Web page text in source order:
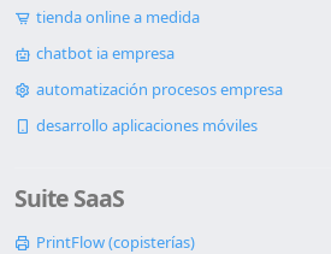
tienda online a medida
chatbot ia empresa
automatización procesos empresa
desarrollo aplicaciones móviles
Suite SaaS
PrintFlow (copisterías)